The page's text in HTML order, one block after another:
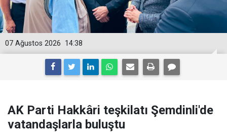
14:38
07 Ağustos 2026
AK Parti Hakkâri teşkilatı Şemdinli'de
vatandaşlarla buluştu